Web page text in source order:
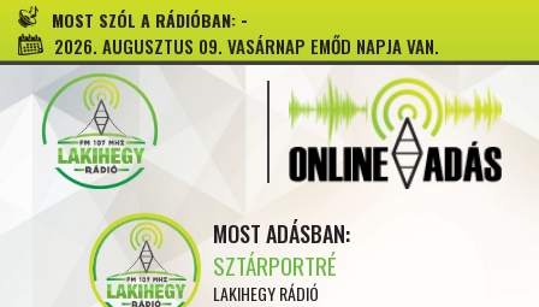
MOST SZÓL A RÁDIÓBAN: -
2026. AUGUSZTUS 09. VASÁRNAP EMŐD NAPJA VAN.
MOST ADÁSBAN:
SZTÁRPORTRÉ
LAKIHEGY RÁDIÓ